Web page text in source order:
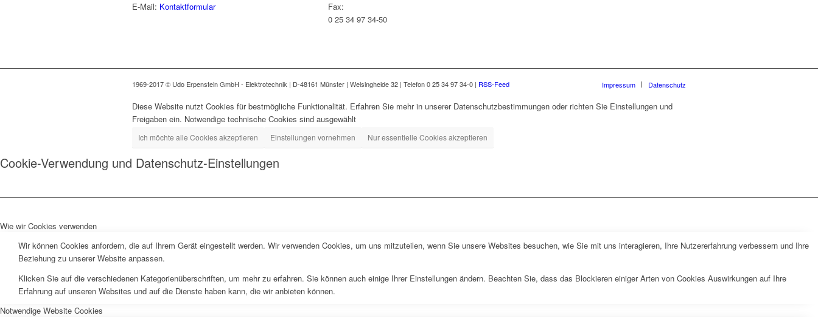
E-Mail: Kontaktformular
Fax:
0 25 34 97 34-50
1969-2017 © Udo Erpenstein GmbH - Elektrotechnik | D-48161 Münster | Welsingheide 32 | Telefon 0 25 34 97 34-0 | RSS-Feed Impressum Datenschutz
Diese Website nutzt Cookies für bestmögliche Funktionalität. Erfahren Sie mehr in unserer Datenschutzbestimmungen oder richten Sie Einstellungen und
Freigaben ein. Notwendige technische Cookies sind ausgewählt
Ich möchte alle Cookies akzeptieren Einstellungen vornehmen Nur essentielle Cookies akzeptieren
Cookie-Verwendung und Datenschutz-Einstellungen
Wie wir Cookies verwenden
Wir können Cookies anfordern, die auf Ihrem Gerät eingestellt werden. Wir verwenden Cookies, um uns mitzuteilen, wenn Sie unsere Websites besuchen, wie Sie mit uns interagieren, Ihre Nutzererfahrung verbessern und Ihre
Beziehung zu unserer Website anpassen.
Klicken Sie auf die verschiedenen Kategorienüberschriften, um mehr zu erfahren. Sie können auch einige Ihrer Einstellungen ändern. Beachten Sie, dass das Blockieren einiger Arten von Cookies Auswirkungen auf Ihre
Erfahrung auf unseren Websites und auf die Dienste haben kann, die wir anbieten können.
Notwendige Website Cookies